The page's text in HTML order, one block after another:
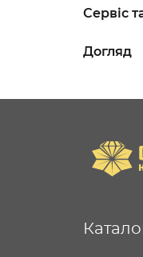
Сервіс
Догляд